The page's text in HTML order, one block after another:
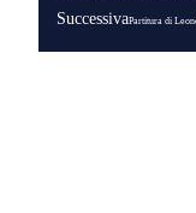
SuccessivaPartitura di